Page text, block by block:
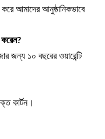
আমাদের আনুষ্ঠানিকভাবে
জন্য ১০ বছরের ওয়ারেন্টি
কার্টন।